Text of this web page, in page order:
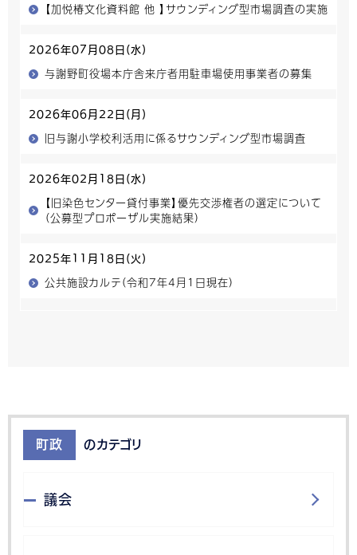
【加悦椿文化資料館 他 】サウンディング型市場調査の実施
2026年07月08日(水)
与謝野町役場本庁舎来庁者用駐車場使用事業者の募集
2026年06月22日(月)
旧与謝小学校利活用に係るサウンディング型市場調査
2026年02月18日(水)
【旧染色センター貸付事業】優先交渉権者の選定について
（公募型プロポーザル実施結果）
2025年11月18日(火)
公共施設カルテ（令和7年4月1日現在）
町政 のカテゴリ
議会